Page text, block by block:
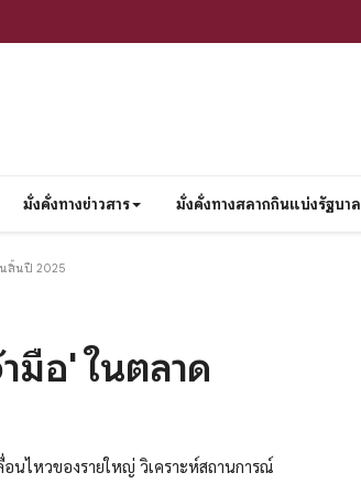
มั่งคั่งทางข่าวสาร มั่งคั่งทางสลากกินแบ่งรัฐบาล
นสิ้นปี 2025
มือ' ในตลาด
นไหวของรายใหญ่ วิเคราะห์สถานการณ์